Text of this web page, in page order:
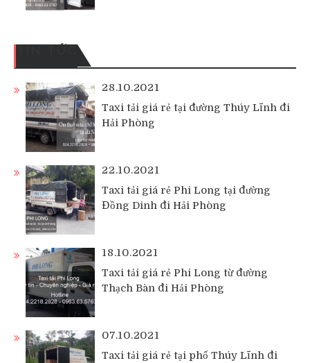
TIN TỨC
28.10.2021
Taxi tải giá rẻ tại đường Thúy Lĩnh đi
Hải Phòng
22.10.2021
Taxi tải giá rẻ Phi Long tại đường
Đồng Dinh đi Hải Phòng
18.10.2021
Taxi tải giá rẻ Phi Long từ đường
Thạch Bàn đi Hải Phòng
07.10.2021
Taxi tải giá rẻ tại phố Thúy Lĩnh đi